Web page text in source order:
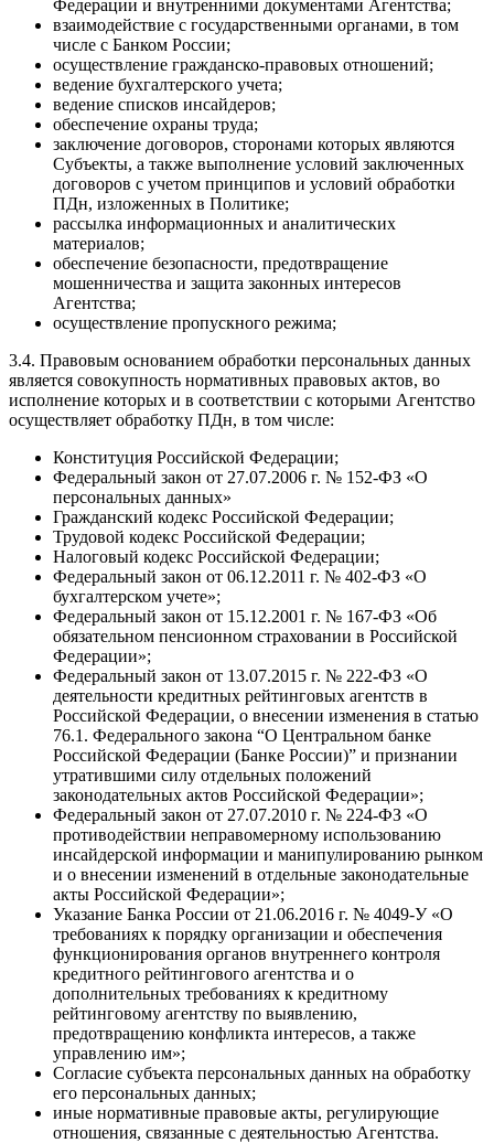
Федерации и внутренними документами Агентства;
взаимодействие с государственными органами, в том
числе с Банком России;
осуществление гражданско-правовых отношений;
ведение бухгалтерского учета;
ведение списков инсайдеров;
обеспечение охраны труда;
заключение договоров, сторонами которых являются
Субъекты, а также выполнение условий заключенных
договоров с учетом принципов и условий обработки
ПДн, изложенных в Политике;
рассылка информационных и аналитических
материалов;
обеспечение безопасности, предотвращение
мошенничества и защита законных интересов
Агентства;
осуществление пропускного режима;
3.4. Правовым основанием обработки персональных данных
является совокупность нормативных правовых актов, во
исполнение которых и в соответствии с которыми Агентство
осуществляет обработку ПДн, в том числе:
Конституция Российской Федерации;
Федеральный закон от 27.07.2006 г. № 152-ФЗ «О
персональных данных»
Гражданский кодекс Российской Федерации;
Трудовой кодекс Российской Федерации;
Налоговый кодекс Российской Федерации;
Федеральный закон от 06.12.2011 г. № 402-ФЗ «О
бухгалтерском учете»;
Федеральный закон от 15.12.2001 г. № 167-ФЗ «Об
обязательном пенсионном страховании в Российской
Федерации»;
Федеральный закон от 13.07.2015 г. № 222-ФЗ «О
деятельности кредитных рейтинговых агентств в
Российской Федерации, о внесении изменения в статью
76.1. Федерального закона “О Центральном банке
Российской Федерации (Банке России)” и признании
утратившими силу отдельных положений
законодательных актов Российской Федерации»;
Федеральный закон от 27.07.2010 г. № 224-ФЗ «О
противодействии неправомерному использованию
инсайдерской информации и манипулированию рынком
и о внесении изменений в отдельные законодательные
акты Российской Федерации»;
Указание Банка России от 21.06.2016 г. № 4049-У «О
требованиях к порядку организации и обеспечения
функционирования органов внутреннего контроля
кредитного рейтингового агентства и о
дополнительных требованиях к кредитному
рейтинговому агентству по выявлению,
предотвращению конфликта интересов, а также
управлению им»;
Согласие субъекта персональных данных на обработку
его персональных данных;
иные нормативные правовые акты, регулирующие
отношения, связанные с деятельностью Агентства.